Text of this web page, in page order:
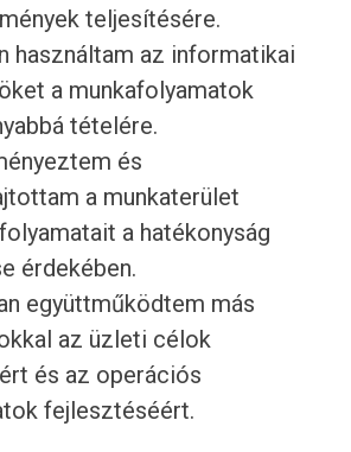
teljesítésére.
használtam az informatikai
a munkafolyamatok
tételére.
és
a munkaterület
a hatékonyság
érdekében.
együttműködtem más
az üzleti célok
és az operációs
fejlesztéséért.